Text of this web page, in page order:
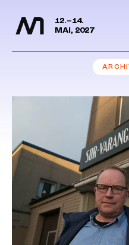
Jump to content
12.–14.
MAI, 2027